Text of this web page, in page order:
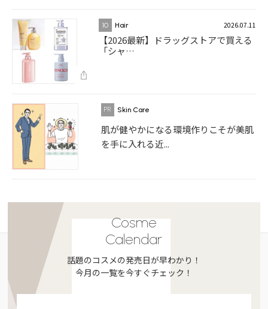
10 Hair 2026.07.11
【2026最新】ドラッグストアで買える
「シャ…
Skin Care
肌が健やかになる環境作りこそが美肌
を手に入れる近...
Cosme
Calendar
話題のコスメの発売日が早わかり！
今月の一覧を今すぐチェック！